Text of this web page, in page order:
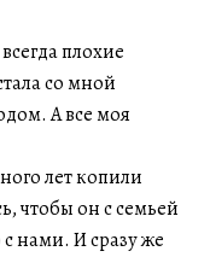
плохие
со мной
А все моя
лет копили
чтобы он с семьей
нами. И сразу же